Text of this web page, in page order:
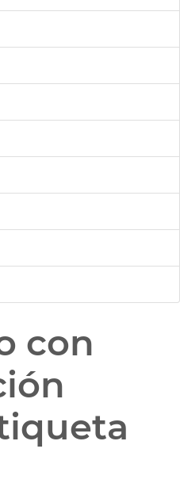
con